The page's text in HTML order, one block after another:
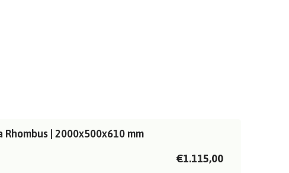
| 2000x500x610 mm
€1.115,00